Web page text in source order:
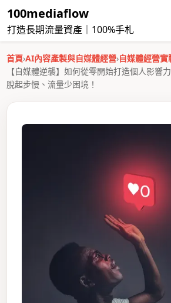
100mediaflow
打造長期流量資產｜100%手札
首頁›AI內容產製與自媒體經營›自媒體經營實
【自媒體逆襲】如何從零開始打造個人影響
脫起步慢、流量少困境！